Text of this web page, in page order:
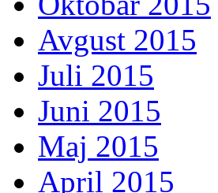
Avgust 2015
Juli 2015
Juni 2015
Maj 2015
April 2015